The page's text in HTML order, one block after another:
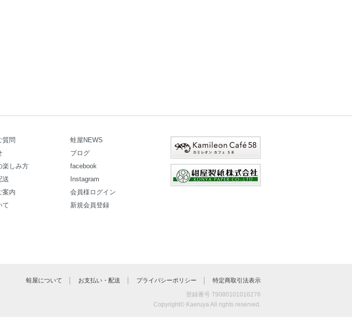
質問
楽しみ方
送
案内
て
蛙屋NEWS
ブログ
facebook
Instagram
会員様ログイン
新規会員登録
蛙屋について お支払い・配送 プライバシーポリシー
特定商取引法表示
登録番号 T9080101016276
Copyright© Kaeruya All rights reserved.